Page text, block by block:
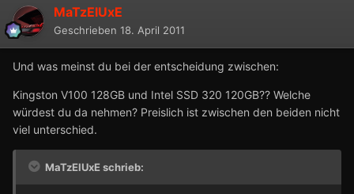
MaTzElUxE
Geschrieben 18. April 2011
Und was meinst du bei der entscheidung zwischen:
Kingston V100 128GB und Intel SSD 320 120GB?? Welche
würdest du da nehmen? Preislich ist zwischen den beiden nicht
viel unterschied.
MaTzElUxE schrieb: